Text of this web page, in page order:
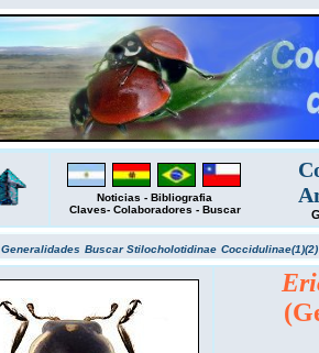
Noticias - Bibliografia
Claves- Colaboradores - Buscar
Generalidades BuscarStilocholotidinae Coccidulinae(1)(2)